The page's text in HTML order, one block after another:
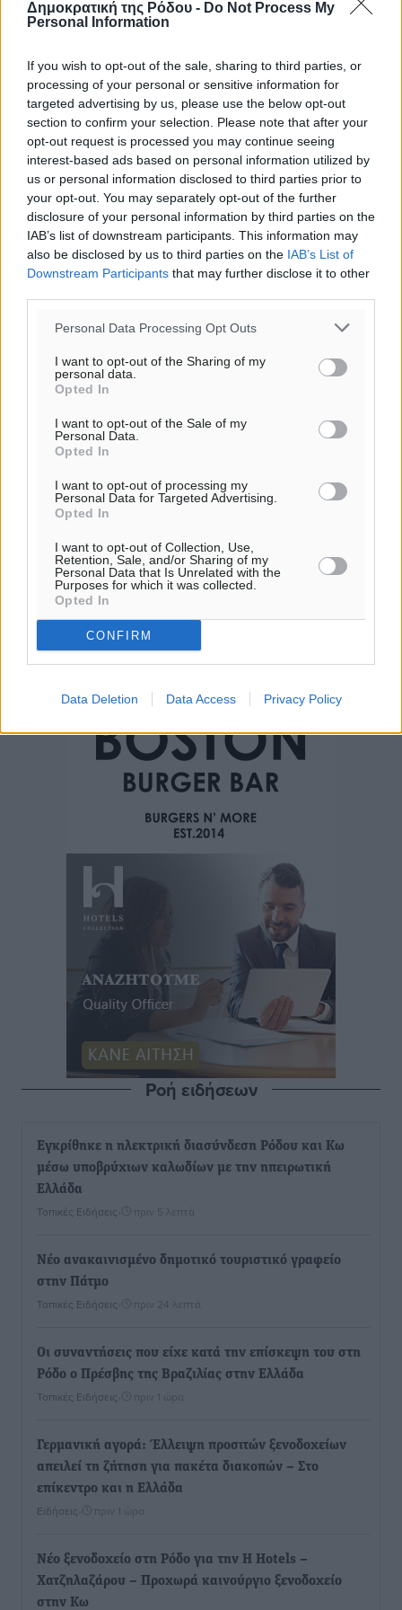
Δημοκρατική της Ρόδου - Do Not Process My
Personal Information
If you wish to opt-out of the sale, sharing to third parties, or
processing of your personal or sensitive information for
targeted advertising by us, please use the below opt-out
section to confirm your selection. Please note that after your
opt-out request is processed you may continue seeing
interest-based ads based on personal information utilized by
us or personal information disclosed to third parties prior to
your opt-out. You may separately opt-out of the further
disclosure of your personal information by third parties on the
IAB’s list of downstream participants. This information may
also be disclosed by us to third parties on the IAB’s List of
Downstream Participants that may further disclose it to other
Personal Data Processing Opt Outs
I want to opt-out of the Sharing of my
personal data.
Opted In
I want to opt-out of the Sale of my
Personal Data.
Opted In
I want to opt-out of processing my
Personal Data for Targeted Advertising.
Opted In
I want to opt-out of Collection, Use,
Retention, Sale, and/or Sharing of my
Personal Data that Is Unrelated with the
Purposes for which it was collected.
Opted In
CONFIRM
Data Deletion Data Access Privacy Policy
o καιρός τώρα:
αίθριος καιρός
54%
14km/h
Β-ΒΔ
28°/28°
06:17
20:08
πρόγνωση:
33°
ΠΑ
Ροή ειδήσεων
Εγκρίθηκε η ηλεκτρική διασύνδεση Ρόδου και Κω
μέσω υποβρύχιων καλωδίων με την ηπειρωτική
Ελλάδα
Τοπικές Ειδήσεις πριν 5 λεπτά
Νέο ανακαινισμένο δημοτικό τουριστικό γραφείο
στην Πάτμο
Τοπικές Ειδήσεις πριν 24 λεπτά
Οι συναντήσεις που είχε κατά την επίσκεψη του στη
Ρόδο ο Πρέσβης της Βραζιλίας στην Ελλάδα
Τοπικές Ειδήσεις πριν 1 ώρα
Γερμανική αγορά: Έλλειψη προσιτών ξενοδοχείων
απειλεί τη ζήτηση για πακέτα διακοπών – Στο
επίκεντρο και η Ελλάδα
Ειδήσεις πριν 1 ώρα
Νέο ξενοδοχείο στη Ρόδο για την H Hotels –
Χατζηλαζάρου – Προχωρά καινούργιο ξενοδοχείο
στην Κω